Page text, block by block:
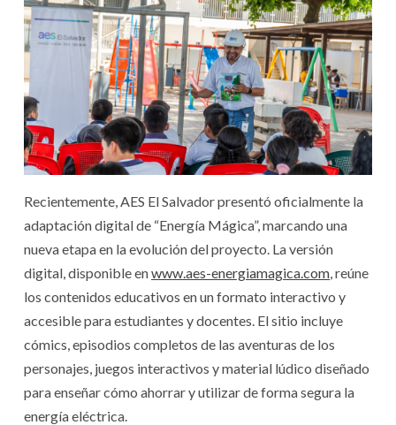
Recientemente, AES El Salvador presentó oficialmente la
adaptación digital de “Energía Mágica”, marcando una
nueva etapa en la evolución del proyecto. La versión
digital, disponible enwww.aes-energiamagica.com, reúne
los contenidos educativos en un formato interactivo y
accesible para estudiantes y docentes. El sitio incluye
cómics, episodios completos de las aventuras de los
personajes, juegos interactivos y material lúdico diseñado
para enseñar cómo ahorrar y utilizar de forma segura la
energía eléctrica.